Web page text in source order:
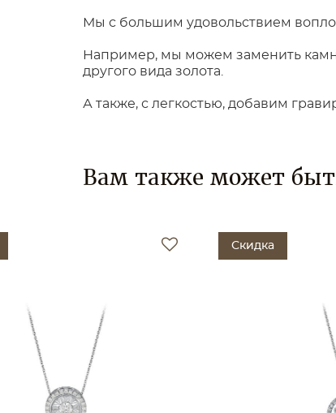
Мы с большим удовольствием
Например, мы можем заменить
другого вида золота.
А также, с легкостью, добавим
Вам также может
Скидка